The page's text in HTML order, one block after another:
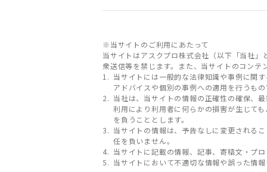
※当サイトのご利用にあたって
当サイトはアスクプロ株式会社（以下「当社
衆送信等を禁じます。また、当サイトのコン
当サイトには一般的な法律知識や事例に関
アドバイスや個別の事例への適用を行うも
当社は、当サイトの情報の正確性の確保、
利用により利用者に何らかの損害が生じて
を負うこととします。
当サイトの情報は、予告なしに変更される
任を負いません。
当サイトに記載の情報、記事、寄稿文・プ
当サイトにおいて不適切な情報や誤った情